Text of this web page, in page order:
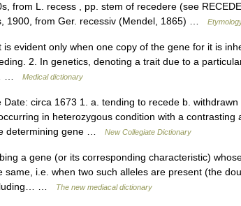
from L. recess , pp. stem of recedere (see
1900, from Ger. recessiv (Mendel, 1865) …
evident only when one copy of the gene for it is
2. In genetics, denoting a trait due to a
…
Medical dictionary
circa 1673 1. a. tending to recede b.
in heterozygous condition with a contrasting
determining gene …
New Collegiate Dictionary
a gene (or its corresponding characteristic)
same, i.e. when two such alleles are present (the
…
The new mediacal dictionary